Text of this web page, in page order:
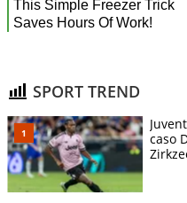
SPORT TREND
caso